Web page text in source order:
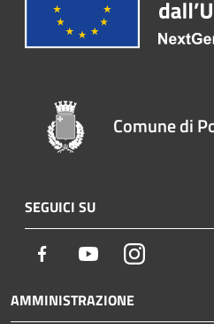
Comune di
SEGUICI SU
Facebook YoutubeInstagram
AMMINISTRAZIONE